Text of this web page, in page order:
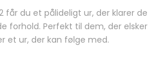
får du et pålideligt ur, der klarer de
forhold. Perfekt til dem, der elsker
et ur, der kan følge med.